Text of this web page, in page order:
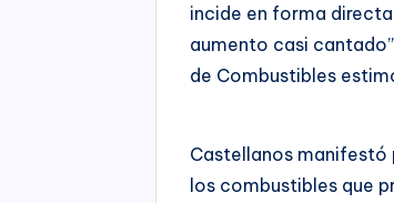
incide en forma
aumento casi
de Combustibles
Castellanos manifestó
los combustibles que